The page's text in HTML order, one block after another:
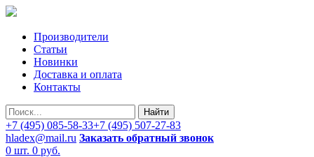
Производители
Статьи
Новинки
Доставка и оплата
Контакты
Найти
+7 (495) 085-58-33+7 (495) 507-27-83
hladex@mail.ru Заказать обратный звонок
0 шт. 0 руб.